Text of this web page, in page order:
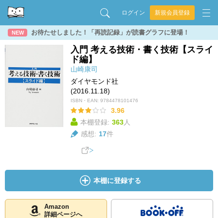
ログイン 新規会員登録
NEW お待たせしました！「再読記録」が読書グラフに登場！
入門 考える技術・書く技術【スライ
ド編】
山崎康司
ダイヤモンド社
(2016.11.18)
ISBN・EAN: 9784478101476
3.96
本棚登録: 363人
感想: 17件
本棚に登録する
Amazon
詳細ページへ